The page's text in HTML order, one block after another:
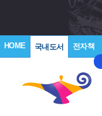
HOME 국내도서 전자책